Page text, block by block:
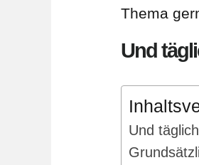
Thema
Und
Und